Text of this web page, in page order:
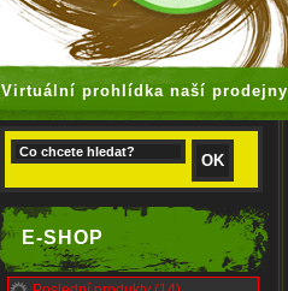
Virtuální prohlídka naší prodejny
E-SHOP